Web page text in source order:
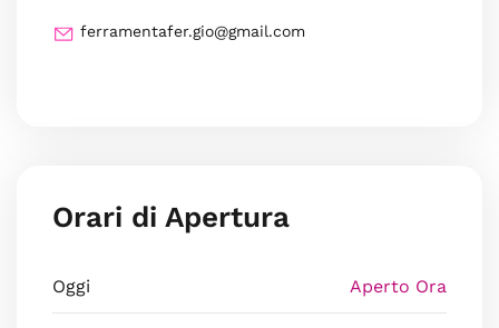
ferramentafer.gio@gmail.com
Orari di Apertura
Oggi Aperto Ora